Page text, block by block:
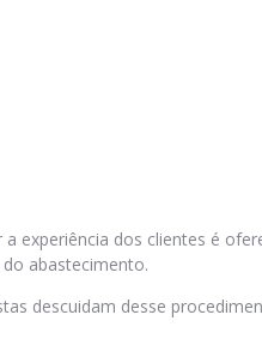
experiência dos clientes é
abastecimento.
descuidam desse